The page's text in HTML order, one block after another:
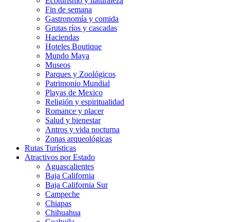
Fin de semana
Gastronomía y comida
Grutas ríos y cascadas
Haciendas
Hoteles Boutique
Mundo Maya
Museos
Parques y Zoológicos
Patrimonio Mundial
Playas de Mexico
Religión y espiritualidad
Romance y placer
Salud y bienestar
Antros y vida nocturna
Zonas arqueológicas
Rutas Turísticas
Atractivos por Estado
Aguascalientes
Baja California
Baja California Sur
Campeche
Chiapas
Chihuahua